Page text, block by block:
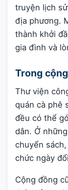
truyện lịch
địa phương.
thành khởi
gia đình và
Trong
Thư viện
quán cà phê
đều có thể
dân. Ở
chuyển
chức ngày
Cộng đồng